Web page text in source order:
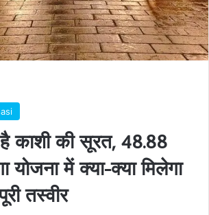
काशी की सूरत, 48.88
योजना में क्या-क्या मिलेगा
तस्वीर